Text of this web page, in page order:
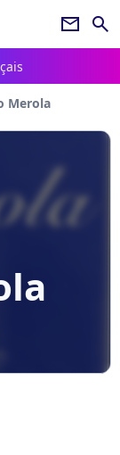
newsletter search
Merola